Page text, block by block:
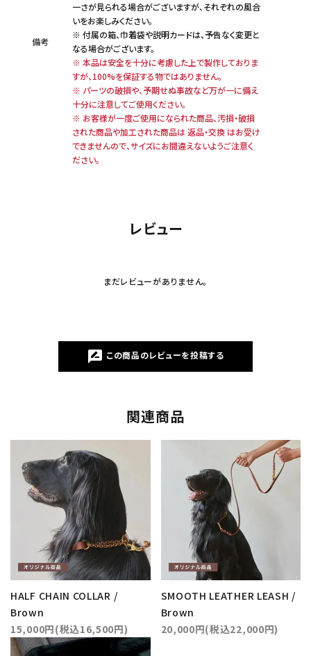
備考
一さが見られる場合がございますが、それぞれの風合
いをお楽しみください。
※ 付属の箱、巾着袋や説明カードは、予告なく変更と
なる場合がございます。
※ 本品は安全を十分に考慮した上で製作しておりま
すが、100%を保証する物ではありません。
※ パーツの破損や、予期せぬ事故など万が一に備え
十分に注意してご使用ください。
※ お客様が一度ご使用になられた商品、汚損・破損
された商品や加工された商品は 返品・交換 はお受け
できませんので、サイズにお間違えないようご注意く
ださい。
レビュー
まだレビューがありません。
rate_review この商品のレビューを投稿する
関連商品
HALF CHAIN COLLAR /
Brown
15,000円(税込16,500円)
SMOOTH LEATHER LEASH /
Brown
20,000円(税込22,000円)